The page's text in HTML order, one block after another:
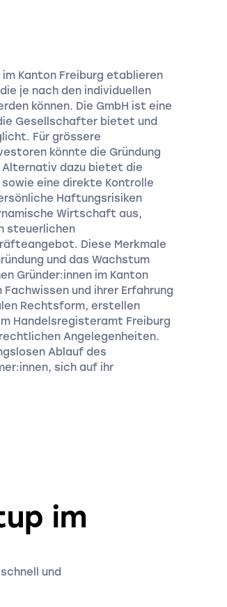
Kanton Freiburg etablieren
je nach den individuellen
können. Die GmbH ist eine
Gesellschafter bietet und
Für grössere
könnte die Gründung
Alternativ dazu bietet die
sowie eine direkte Kontrolle
Haftungsrisiken
Wirtschaft aus,
steuerlichen
Diese Merkmale
und das Wachstum
Gründer:innen im Kanton
und ihrer Erfahrung
Rechtsform, erstellen
Handelsregisteramt Freiburg
Angelegenheiten.
Ablauf des
sich auf ihr
im
und